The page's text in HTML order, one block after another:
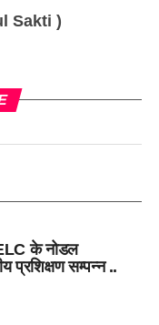
Sakti )
के नोडल
प्रशिक्षण सम्पन्न ..